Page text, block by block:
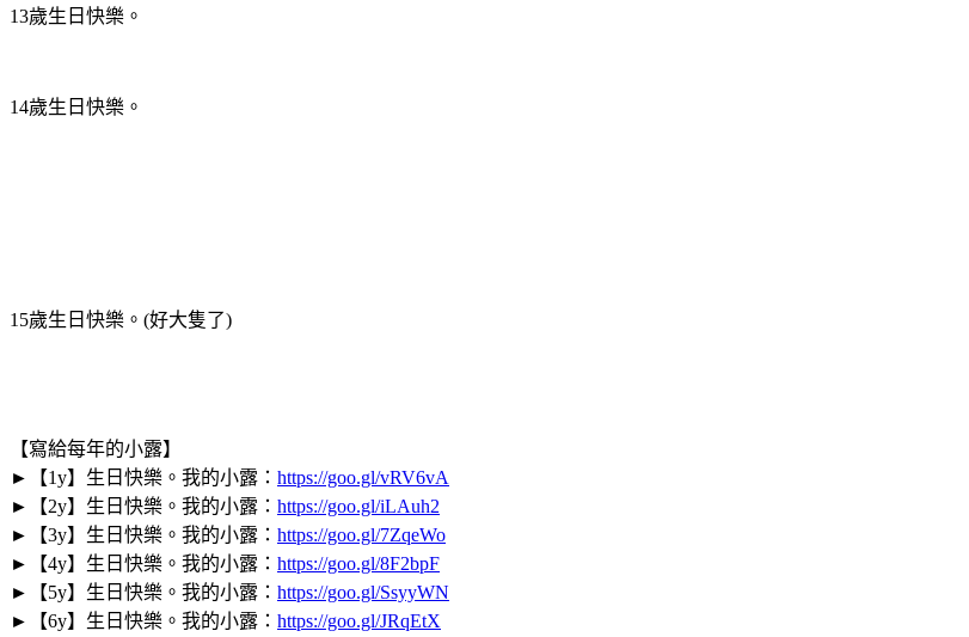
13歲生日快樂。
14歲生日快樂。
15歲生日快樂。(好大隻了)
【寫給每年的小露】
►
【1y】生日快樂。我的小露： https://goo.gl/vRV6vA
►
【2y】生日快樂。我的小露： https://goo.gl/iLAuh2
►
【3y】生日快樂。我的小露： https://goo.gl/7ZqeWo
►
【4y】生日快樂。我的小露： https://goo.gl/8F2bpF
►
【5y】生日快樂。我的小露： https://goo.gl/SsyyWN
►
【6y】生日快樂。我的小露： https://goo.gl/JRqEtX